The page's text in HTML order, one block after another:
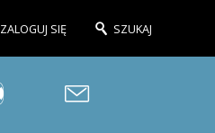
ZALOGUJ SIĘ SZUKAJ